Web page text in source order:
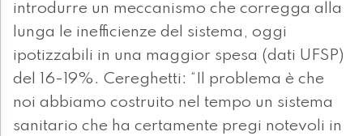
introdurre un meccanismo che corregga alla
lunga le inefficienze del sistema, oggi
ipotizzabili in una maggior spesa (dati UFSP)
del 16-19%. Cereghetti: “Il problema è che
noi abbiamo costruito nel tempo un sistema
sanitario che ha certamente pregi notevoli in